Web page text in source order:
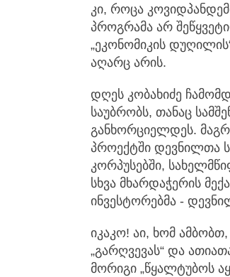
კი, როცა
პროგრამა არ
„ეკონომიკის
აღარც არის.
დღეს კობახიძე
საუბრობს, თანაც
განხორციელდეს.
პროექტში დევნილთა
კორპუსებში,
სხვა მხარდაჭერის
ინვესტორებმა -
იკაკო! აი, ხომ
„გარღვევას“ და
მორიგი „წყალტუბოს